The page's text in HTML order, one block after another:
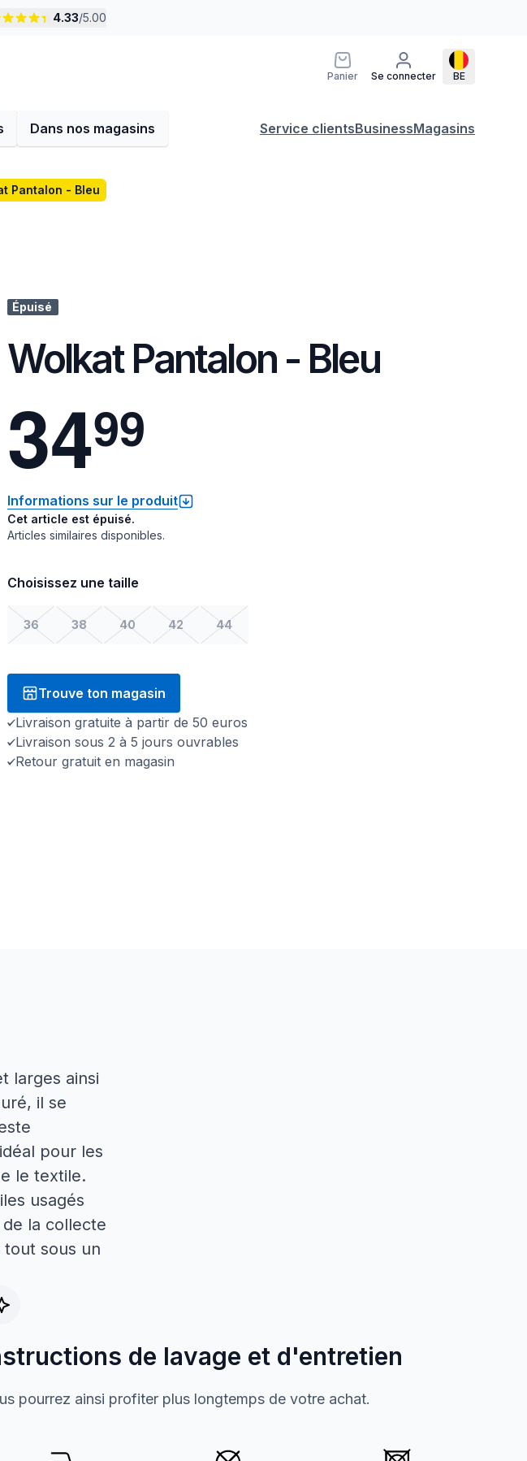
4.33/5.00
Panier Se connecter BE
Dans nos magasins Service clientsBusinessMagasins
Pantalon - Bleu
Épuisé
Wolkat Pantalon - Bleu
3499
Informations sur le produit
Cet article est épuisé.
Articles similaires disponibles.
Choisissez une taille
36 38 40 42 44
Trouve ton magasin
Livraison gratuite à partir de 50 euros
Livraison sous 2 à 5 jours ouvrables
Retour gratuit en magasin
larges ainsi
il se
pour les
le textile.
usagés
la collecte
sous un
de lavage et d'entretien
pourrez ainsi profiter plus longtemps de votre achat.